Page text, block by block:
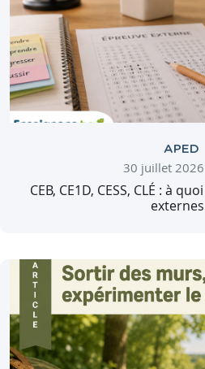
APED
30 juillet
CEB, CE1D, CESS, CLÉ : à
externes